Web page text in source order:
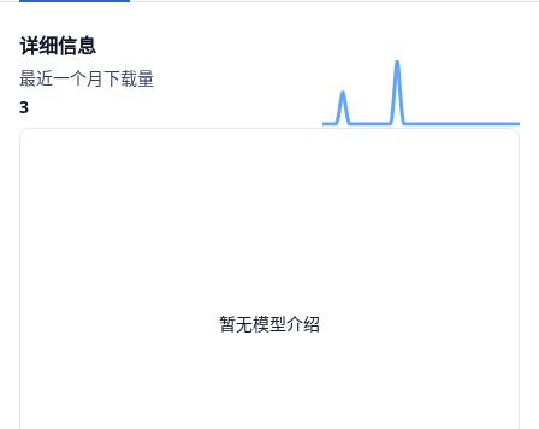
暂无模型介绍
详细信息
最近一个月下载量
3